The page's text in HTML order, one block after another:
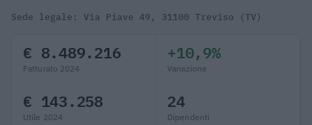
Sede legale: Via Piave 49, 31100 Treviso (TV)
€ 8.489.216
Fatturato 2024
+10,9%
Variazione
€ 143.258
Utile 2024
24
Dipendenti